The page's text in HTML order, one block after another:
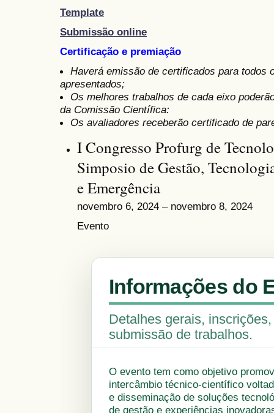
Template
Submissão online
Certificação e premiação
Haverá emissão de certificados para todos
apresentados;
Os melhores trabalhos de cada eixo
da Comissão Científica:
Os avaliadores receberão certificado de
I Congresso Profurg de
Simposio de Gestão,
e Emergência
novembro 6, 2024 – novembro 8, 2024
Evento
Informações do
Detalhes gerais,
submissão de trabalhos.
O evento tem como objetivo
intercâmbio técnico-científico
e disseminação de soluções
de gestão e experiências